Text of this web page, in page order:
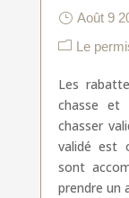
Août 9
Le
Les
chasse et
chasser
validé est
sont
prendre un